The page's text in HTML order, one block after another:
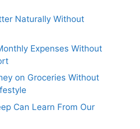
Naturally Without
Expenses Without
on Groceries Without
Can Learn From Our